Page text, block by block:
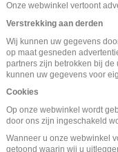
Onze webwinkel vertoont
Verstrekking aan derden
Wij kunnen uw gegevens
op maat gesneden
partners zijn betrokken bij
kunnen uw gegevens voor
Cookies
Op onze webwinkel wordt
door ons zijn ingeschakeld
Wanneer u onze webwinkel
getoond waarin wij u